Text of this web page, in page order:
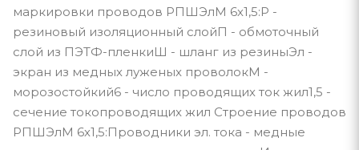
маркировки проводов РПШЭлМ 6х1,5:Р -
резиновый изоляционный слойП - обмоточный
слой из ПЭТФ-пленкиШ - шланг из резиныЭл -
экран из медных луженых проволокМ -
морозостойкий6 - число проводящих ток жил1,5 -
сечение токопроводящих жил Строение проводов
РПШЭлМ 6х1,5:Проводники эл. тока - медные